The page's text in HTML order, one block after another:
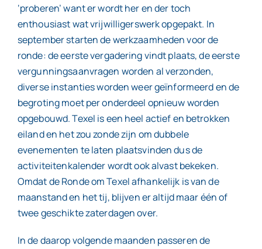
‘proberen’ want er wordt her en der toch
enthousiast wat vrijwilligerswerk opgepakt. In
september starten de werkzaamheden voor de
ronde: de eerste vergadering vindt plaats, de eerste
vergunningsaanvragen worden al verzonden,
diverse instanties worden weer geïnformeerd en de
begroting moet per onderdeel opnieuw worden
opgebouwd. Texel is een heel actief en betrokken
eiland en het zou zonde zijn om dubbele
evenementen te laten plaatsvinden dus de
activiteitenkalender wordt ook alvast bekeken.
Omdat de Ronde om Texel afhankelijk is van de
maanstand en het tij, blijven er altijd maar één of
twee geschikte zaterdagen over.
In de daarop volgende maanden passeren de